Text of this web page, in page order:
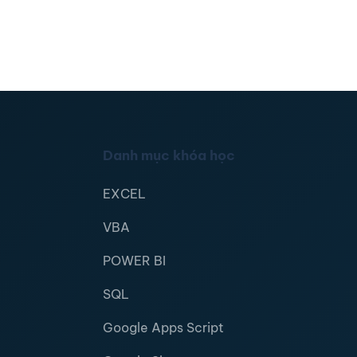
Danh mục khóa học
EXCEL
VBA
POWER BI
SQL
Google Apps Script